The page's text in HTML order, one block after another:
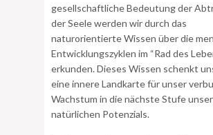
gesellschaftliche Bedeutung der
der Seele werden wir durch das
naturorientierte Wissen über die
Entwicklungszyklen im “Rad des
erkunden. Dieses Wissen schenkt
eine innere Landkarte für unser
Wachstum in die nächste Stufe
natürlichen Potenzials.